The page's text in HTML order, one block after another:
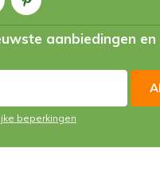
aanbiedingen en
beperkingen